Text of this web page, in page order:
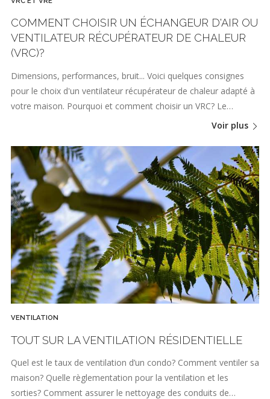
COMMENT CHOISIR UN ÉCHANGEUR D'AIR OU
VENTILATEUR RÉCUPÉRATEUR DE CHALEUR
(VRC)?
Dimensions, performances, bruit... Voici quelques consignes
pour le choix d'un ventilateur récupérateur de chaleur adapté à
votre maison. Pourquoi et comment choisir un VRC? Le…
Voir plus
VENTILATION
TOUT SUR LA VENTILATION RÉSIDENTIELLE
Quel est le taux de ventilation d’un condo? Comment ventiler sa
maison? Quelle règlementation pour la ventilation et les
sorties? Comment assurer le nettoyage des conduits de…